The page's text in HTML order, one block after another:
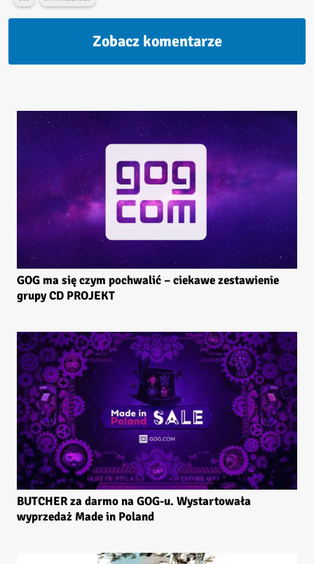
Zobacz komentarze
GOG ma się czym pochwalić – ciekawe zestawienie
grupy CD PROJEKT
BUTCHER za darmo na GOG-u. Wystartowała
wyprzedaż Made in Poland